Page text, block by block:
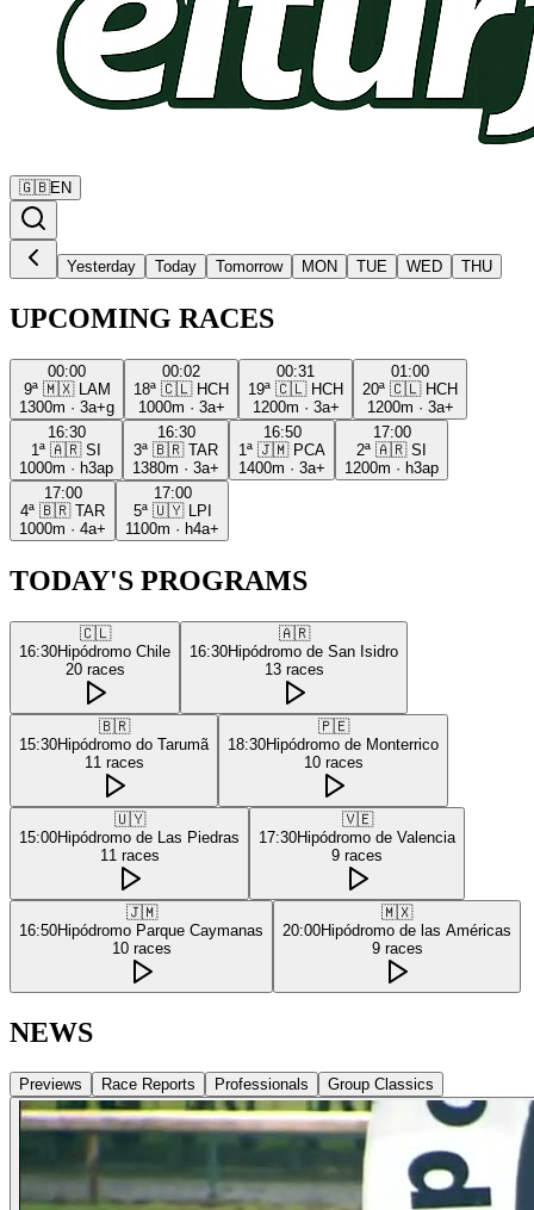
🇬🇧EN
Yesterday Today Tomorrow MON TUE WED THU
UPCOMING RACES
00:00
9ª 🇲🇽
LAM
1300m · 3a+g
00:02
18ª 🇨🇱 HCH
1000m · 3a+
00:31
19ª 🇨🇱 HCH
1200m · 3a+
01:00
20ª 🇨🇱 HCH
1200m · 3a+
16:30
1ª 🇦🇷 SI
1000m · h3ap
16:30
3ª 🇧🇷 TAR
1380m · 3a+
16:50
1ª 🇯🇲 PCA
1400m · 3a+
17:00
2ª 🇦🇷 SI
1200m · h3ap
17:00
4ª 🇧🇷 TAR
1000m · 4a+
17:00
5ª 🇺🇾
LPI
1100m · h4a+
TODAY'S PROGRAMS
🇨🇱
16:30Hipódromo Chile
20 races
🇦🇷
16:30Hipódromo de San Isidro
13 races
🇧🇷
15:30Hipódromo do Tarumã
11 races
🇵🇪
18:30Hipódromo de Monterrico
10 races
🇺🇾
15:00Hipódromo de Las Piedras
11 races
🇻🇪
17:30Hipódromo de Valencia
9 races
🇯🇲
16:50Hipódromo Parque Caymanas
10 races
🇲🇽
20:00Hipódromo de las Américas
9 races
NEWS
Previews Race Reports Professionals Group Classics